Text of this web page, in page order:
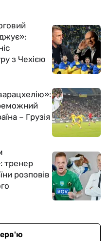
з Чехією
– Грузія
тренер
розповів